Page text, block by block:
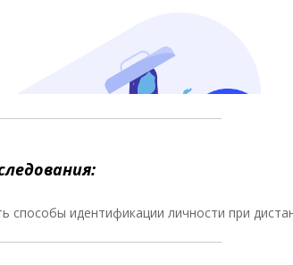
способы идентификации личности при